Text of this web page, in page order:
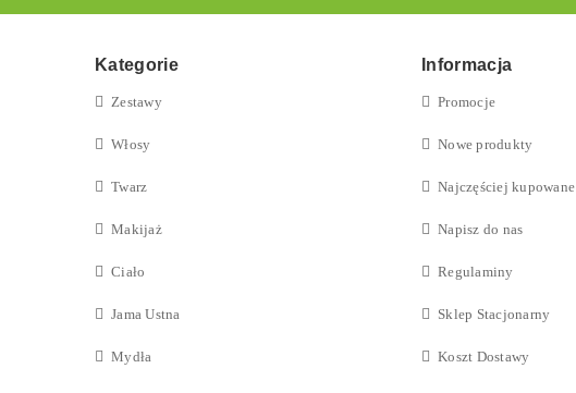
Kategorie
Zestawy
Włosy
Twarz
Makijaż
Ciało
Jama Ustna
Mydła
Informacja
Promocje
Nowe produkty
Najczęściej kupowane
Napisz do nas
Regulaminy
Sklep Stacjonarny
Koszt Dostawy